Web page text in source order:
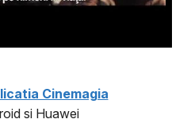
Cinemagia
si Huawei